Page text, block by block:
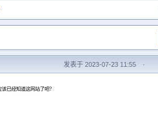
发表于 2023-07-23 11:55 ·
已经知道这网站了吧？